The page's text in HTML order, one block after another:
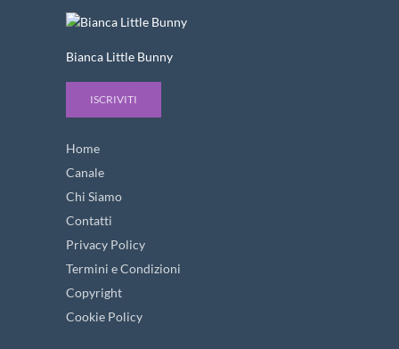
Bianca Little Bunny
ISCRIVITI
Home
Canale
Chi Siamo
Contatti
Privacy Policy
Termini e Condizioni
Copyright
Cookie Policy